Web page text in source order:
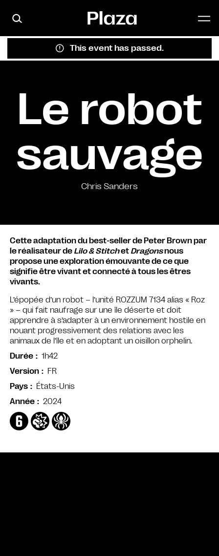
This event has passed.
Le robot
sauvage
Chris Sanders
Cette adaptation du best-seller de Peter Brown par
le réalisateur de Lilo & Stitchet Dragonsnous
propose une exploration émouvante de ce que
signifie être vivant et connecté à tous les êtres
vivants.
L’épopée d’un robot – l’unité ROZZUM 7134 alias « Roz
» – qui fait naufrage sur une île déserte et doit
apprendre à s’adapter à un environnement hostile en
nouant progressivement des relations avec les
animaux de l’île et en adoptant un oisillon orphelin.
Durée
1h42
Version
FR
Pays
États-Unis
Année
2024